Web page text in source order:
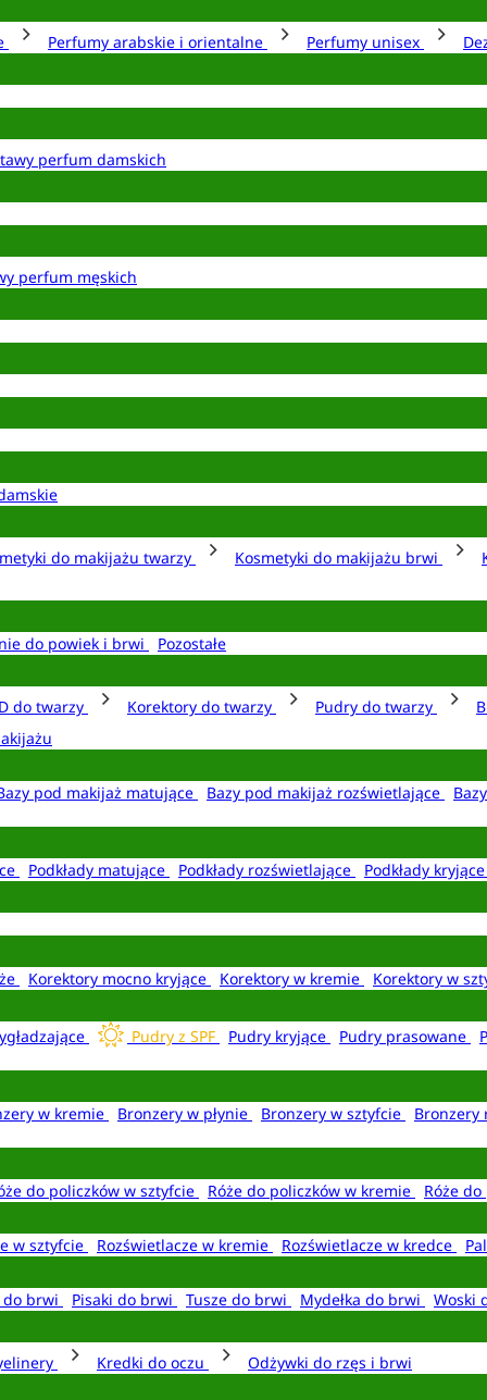
Perfumy arabskie i orientalne Perfumy unisex
perfum damskich
perfum męskich
do makijażu twarzy Kosmetyki do makijażu brwi
do powiek i brwi Pozostałe
do twarzy Korektory do twarzy Pudry do twarzy
pod makijaż matujące Bazy pod makijaż rozświetlające
Podkłady matujące Podkłady rozświetlające Podkłady
Korektory mocno kryjące Korektory w kremie Korektory w
Pudry z SPF Pudry kryjące Pudry prasowane
w kremie Bronzery w płynie Bronzery w sztyfcie Bronzery
do policzków w sztyfcie Róże do policzków w kremie Róże
w sztyfcie Rozświetlacze w kremie Rozświetlacze w kredce
do brwi Pisaki do brwi Tusze do brwi Mydełka do brwi Woski
Kredki do oczu Odżywki do rzęs i brwi